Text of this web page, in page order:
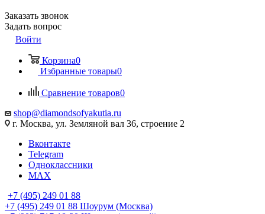
Заказать звонок
Задать вопрос
Войти
Корзина0
Избранные товары0
Сравнение товаров0
shop@diamondsofyakutia.ru
г. Москва, ул. Земляной вал 36, строение 2
Вконтакте
Telegram
Одноклассники
MAX
+7 (495) 249 01 88
+7 (495) 249 01 88 Шоурум (Москва)